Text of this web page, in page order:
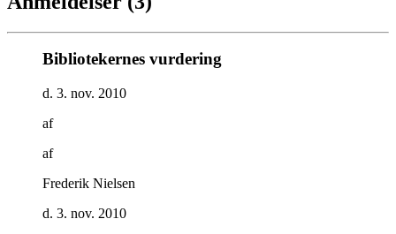
Bibliotekernes vurdering
d. 3. nov. 2010
af
af
Frederik Nielsen
d. 3. nov. 2010